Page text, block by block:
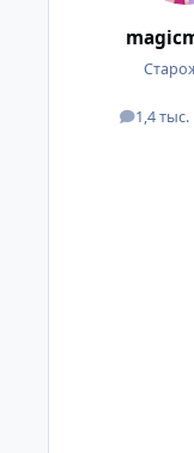
1,4 тыс.
посты